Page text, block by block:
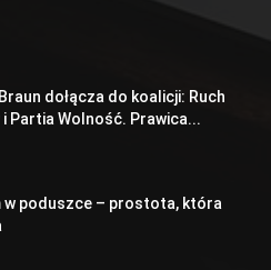
dołącza do koalicji: Ruch
Partia Wolność. Prawica...
w poduszce – prostota, która